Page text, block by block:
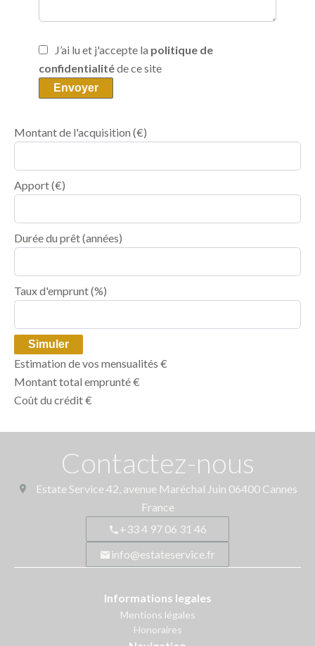
J’ai lu et j'accepte la politique de
confidentialitéde ce site
Envoyer
Montant de l'acquisition (€)
Apport(€)
Durée du prêt(années)
Taux d'emprunt(%)
Simuler
Estimation de vos mensualités €
Montant total emprunté€
Coût du crédit€
Contactez-nous
Estate Service42, avenue Maréchal Juin 06400 Cannes
France
+33 4 97 06 31 46
info@estateservice.fr
Informations legales
Mentions légales
Honoraires